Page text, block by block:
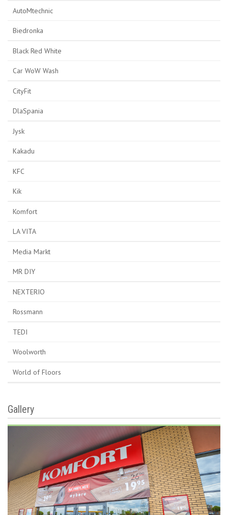
AutoMtechnic
Biedronka
Black Red White
Car WoW Wash
CityFit
DlaSpania
Jysk
Kakadu
KFC
Kik
Komfort
LA VITA
Media Markt
MR DIY
NEXTERIO
Rossmann
TEDI
Woolworth
World of Floors
Gallery